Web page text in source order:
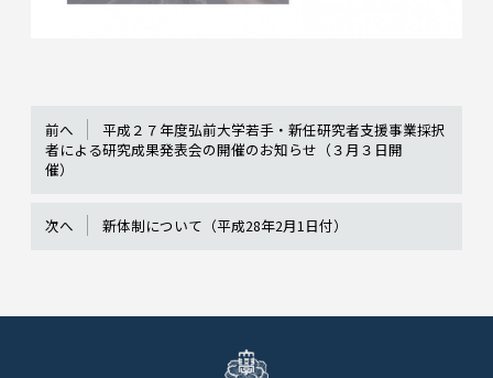
前へ
平成２７年度弘前大学若手・新任研究者支援事業採択
者による研究成果発表会の開催のお知らせ（３月３日開
催）
次へ 新体制について（平成28年2月1日付）